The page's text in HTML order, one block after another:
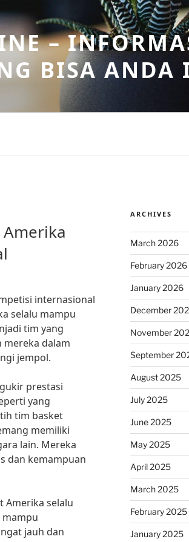
–
BISA
internasional
selalu mampu
tim yang
mereka dalam
jempol.
prestasi
yang
tim basket
memiliki
lain. Mereka
dan kemampuan
Amerika selalu
mampu
jauh dan
ARCHIVES
March 2026
February 2026
January 2026
December
November
September
August 2025
July 2025
June 2025
May 2025
April 2025
March 2025
February 2025
January 2025